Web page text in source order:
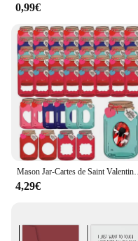
0,99€
4,29€